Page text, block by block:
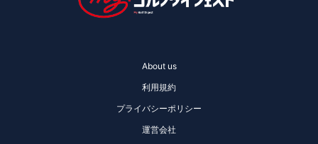
About us
利用規約
プライバシーポリシー
運営会社